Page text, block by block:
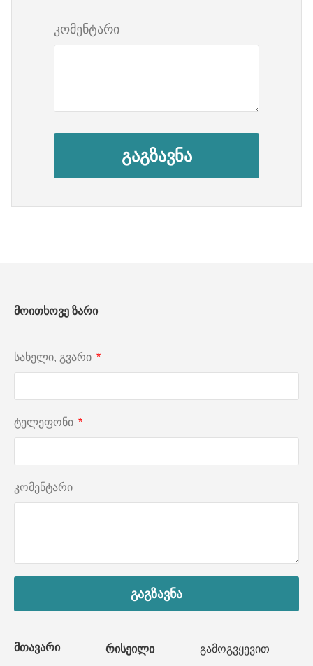
კომენტარი
გაგზავნა
მთავარი რისეილი გამოგვყევით
მოითხოვე ზარი
სახელი, გვარი
ტელეფონი
კომენტარი
გაგზავნა